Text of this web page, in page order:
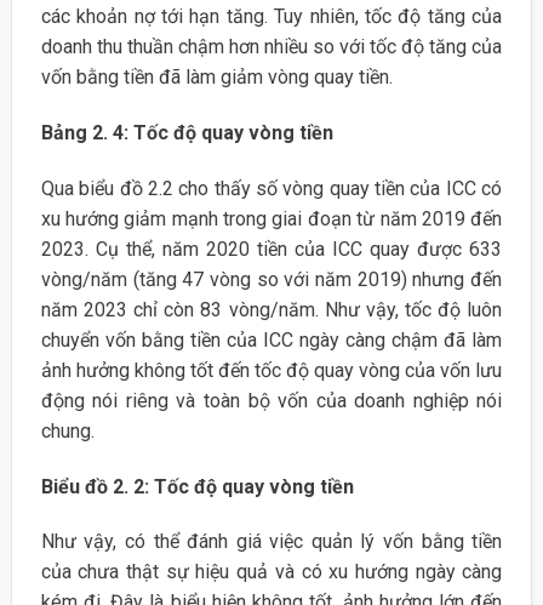
các khoản nợ tới hạn tăng. Tuy nhiên, tốc độ tăng của
doanh thu thuần chậm hơn nhiều so với tốc độ tăng của
vốn bằng tiền đã làm giảm vòng quay tiền.
Bảng 2. 4: Tốc độ quay vòng tiền
Qua biểu đồ 2.2 cho thấy số vòng quay tiền của ICC có
xu hướng giảm mạnh trong giai đoạn từ năm 2019 đến
2023. Cụ thể, năm 2020 tiền của ICC quay được 633
vòng/năm (tăng 47 vòng so với năm 2019) nhưng đến
năm 2023 chỉ còn 83 vòng/năm. Như vậy, tốc độ luôn
chuyển vốn bằng tiền của ICC ngày càng chậm đã làm
ảnh hưởng không tốt đến tốc độ quay vòng của vốn lưu
động nói riêng và toàn bộ vốn của doanh nghiệp nói
chung.
Biểu đồ 2. 2: Tốc độ quay vòng tiền
Như vậy, có thể đánh giá việc quản lý vốn bằng tiền
của chưa thật sự hiệu quả và có xu hướng ngày càng